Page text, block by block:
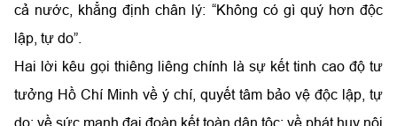
cả nước, khẳng định chân lý: “Không có gì quý hơn độc
lập, tự do”.
Hai lời kêu gọi thiêng liêng chính là sự kết tinh cao độ tư
tưởng Hồ Chí Minh về ý chí, quyết tâm bảo vệ độc lập, tự
do; về sức mạnh đại đoàn kết toàn dân tộc; về phát huy nội